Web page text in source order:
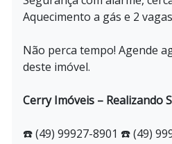
Aquecimento a gás e 2
Não perca tempo! Agende
deste imóvel.
Cerry Imóveis – Realizando
☎️ (49) 99927-8901 ☎️ (49)